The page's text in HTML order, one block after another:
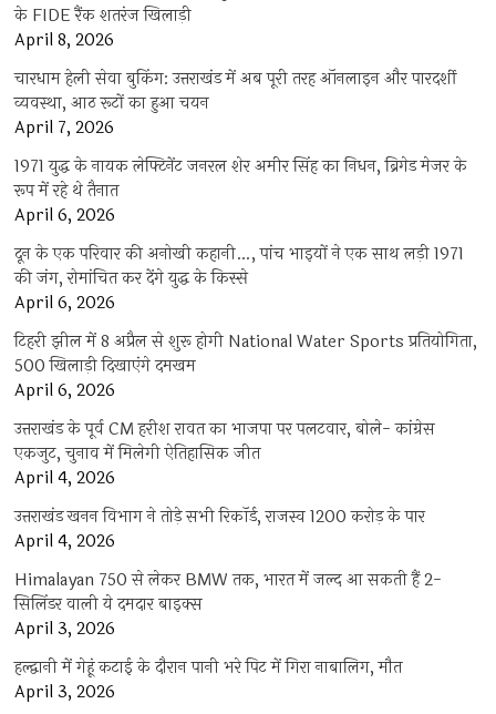
के FIDE रैंक शतरंज खिलाड़ी
April 8, 2026
चारधाम हेली सेवा बुकिंग: उत्तराखंड में अब पूरी तरह ऑनलाइन और पारदर्शी
व्यवस्था, आठ रूटों का हुआ चयन
April 7, 2026
1971 युद्ध के नायक लेफ्टिनेंट जनरल शेर अमीर सिंह का निधन, ब्रिगेड मेजर के
रूप में रहे थे तैनात
April 6, 2026
दून के एक परिवार की अनोखी कहानी…, पांच भाइयों ने एक साथ लड़ी 1971
की जंग, रोमांचित कर देंगे युद्ध के किस्से
April 6, 2026
टिहरी झील में 8 अप्रैल से शुरू होगी National Water Sports प्रतियोगिता,
500 खिलाड़ी दिखाएंगे दमखम
April 6, 2026
उत्तराखंड के पूर्व CM हरीश रावत का भाजपा पर पलटवार, बोले- कांग्रेस
एकजुट, चुनाव में मिलेगी ऐतिहासिक जीत
April 4, 2026
उत्तराखंड खनन विभाग ने तोड़े सभी रिकॉर्ड, राजस्व 1200 करोड़ के पार
April 4, 2026
Himalayan 750 से लेकर BMW तक, भारत में जल्द आ सकती हैं 2-
सिलिंडर वाली ये दमदार बाइक्स
April 3, 2026
हल्द्वानी में गेहूं कटाई के दौरान पानी भरे पिट में गिरा नाबालिग, मौत
April 3, 2026